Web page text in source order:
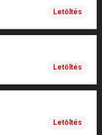
Letöltés
Letöltés
Letöltés